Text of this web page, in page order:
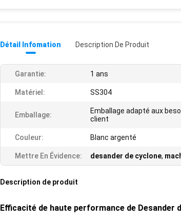
Détail Infomation Description De Produit
Garantie: 1 ans
Matériel: SS304
Emballage:
Emballage adapté aux
client
Couleur: Blanc argenté
Mettre En Évidence: desander de cyclone,
Description de produit
Efficacité de haute performance de Desander